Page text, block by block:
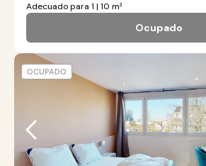
Adecuado para 1 | 10 m²
Ocupado
OCUPADO